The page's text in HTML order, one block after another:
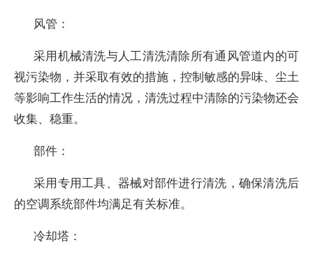
风管：
采用机械清洗与人工清洗清除所有通风管道内的可
视污染物，并采取有效的措施，控制敏感的异味、尘土
等影响工作生活的情况，清洗过程中清除的污染物还会
收集、稳重。
部件：
采用专用工具、器械对部件进行清洗，确保清洗后
的空调系统部件均满足有关标准。
冷却塔：